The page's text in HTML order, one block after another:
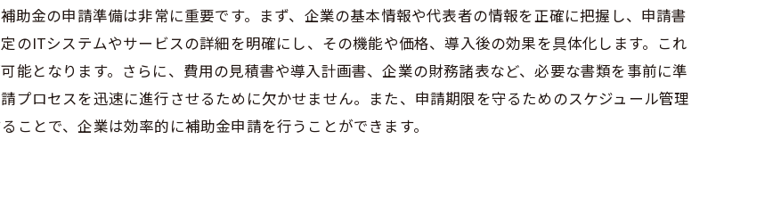
の成功事例
有の成功事例
ルタントの具体的な支援内容
金を最大限に活用する経営コンサルティングの戦略
助金の申請準備は非常に重要です。まず、企業の基本情報や代表者の情報を正確に把握し、申請書
のITシステムやサービスの詳細を明確にし、その機能や価格、導入後の効果を具体化します。これ
能となります。さらに、費用の見積書や導入計画書、企業の財務諸表など、必要な書類を事前に準
プロセスを迅速に進行させるために欠かせません。また、申請期限を守るためのスケジュール管理
ことで、企業は効率的に補助金申請を行うことができます。